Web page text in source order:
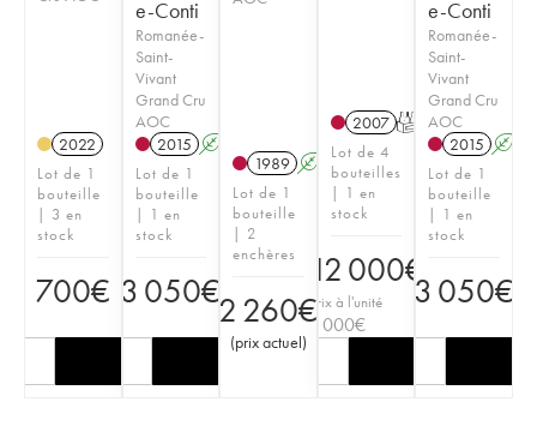
2022
Lot de 1
bouteille
| 3 en
stock
700€
e-Conti
Romanée-
Saint-
Vivant
Grand Cru
AOC
2015 A
Lot de 1
bouteille
| 1 en
stock
3 050€
1989 A
Lot de 1
bouteille
| 2
enchères
2 260€
(prix actuel)
2007 T
Lot de 4
bouteilles
| 1 en
stock
12 000€
Prix à l'unité
3 000€
e-Conti
Romanée-
Saint-
Vivant
Grand Cru
AOC
2015 A
Lot de 1
bouteille
| 1 en
stock
3 050€